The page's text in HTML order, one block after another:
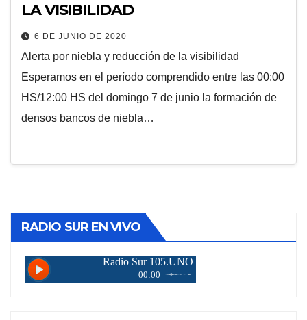
LA VISIBILIDAD
6 DE JUNIO DE 2020
Alerta por niebla y reducción de la visibilidad
Esperamos en el período comprendido entre las 00:00
HS/12:00 HS del domingo 7 de junio la formación de
densos bancos de niebla…
RADIO SUR EN VIVO